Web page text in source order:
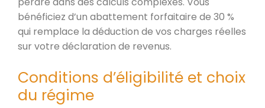
bénéficiez d’un abattement forfaitaire de 30 %
qui remplace la déduction de vos charges réelles
sur votre déclaration de revenus.
Conditions d’éligibilité et choix
du régime